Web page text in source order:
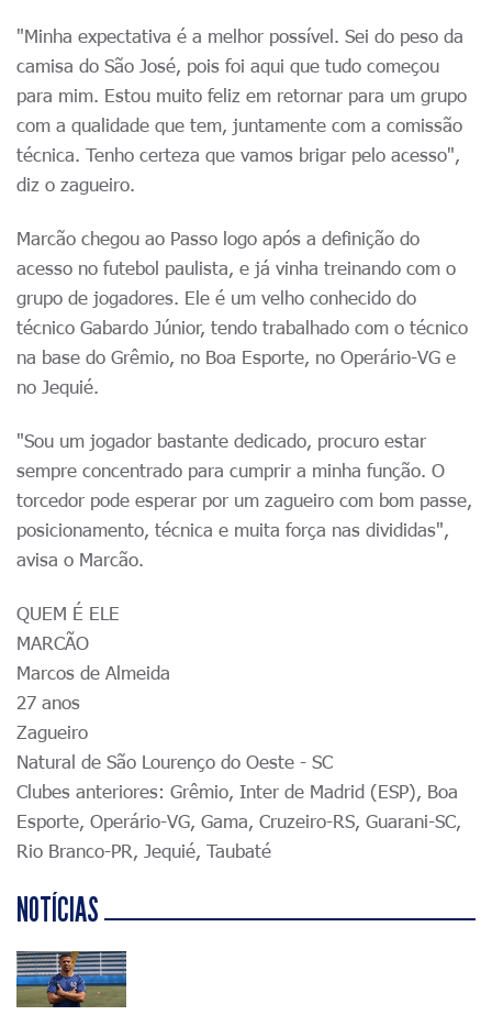
"Minha expectativa é a melhor possível. Sei do peso da
camisa do São José, pois foi aqui que tudo começou
para mim. Estou muito feliz em retornar para um grupo
com a qualidade que tem, juntamente com a comissão
técnica. Tenho certeza que vamos brigar pelo acesso",
diz o zagueiro.
Marcão chegou ao Passo logo após a definição do
acesso no futebol paulista, e já vinha treinando com o
grupo de jogadores. Ele é um velho conhecido do
técnico Gabardo Júnior, tendo trabalhado com o técnico
na base do Grêmio, no Boa Esporte, no Operário-VG e
no Jequié.
"Sou um jogador bastante dedicado, procuro estar
sempre concentrado para cumprir a minha função. O
torcedor pode esperar por um zagueiro com bom passe,
posicionamento, técnica e muita força nas divididas",
avisa o Marcão.
QUEM É ELE
MARCÃO
Marcos de Almeida
27 anos
Zagueiro
Natural de São Lourenço do Oeste - SC
Clubes anteriores: Grêmio, Inter de Madrid (ESP), Boa
Esporte, Operário-VG, Gama, Cruzeiro-RS, Guarani-SC,
Rio Branco-PR, Jequié, Taubaté
NOTÍCIAS